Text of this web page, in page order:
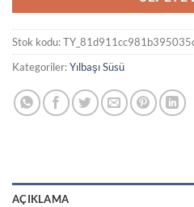
Stok kodu:
Kategoriler:Yılbaşı Süsü
AÇIKLAMA